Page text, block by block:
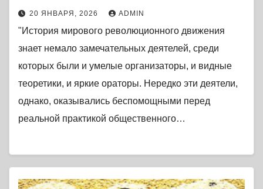
20 ЯНВАРЯ, 2026 ADMIN
"История мирового революционного движения
знает немало замечательных деятелей, среди
которых были и умелые организаторы, и видные
теоретики, и яркие ораторы. Нередко эти деятели,
однако, оказывались беспомощными перед
реальной практикой общественного…